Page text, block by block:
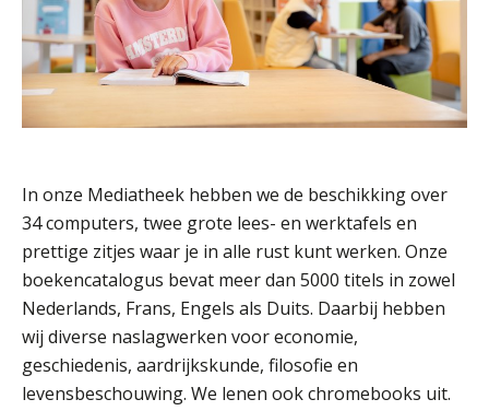
Onderwijs op vmbo-tl, havo, vwo en tweetalig vwo
Projectklassen vmbo-tl, havo, vwo en tweetalig
vwo
Dyslexie
Wereldburgerschap
NIEUWS
VACATURES EN STAGEPLEKKEN
In onze Mediatheek hebben we de beschikking over
34 computers, twee grote lees- en werktafels en
prettige zitjes waar je in alle rust kunt werken. Onze
boekencatalogus bevat meer dan 5000 titels in zowel
Nederlands, Frans, Engels als Duits. Daarbij hebben
wij diverse naslagwerken voor economie,
geschiedenis, aardrijkskunde, filosofie en
levensbeschouwing. We lenen ook chromebooks uit.